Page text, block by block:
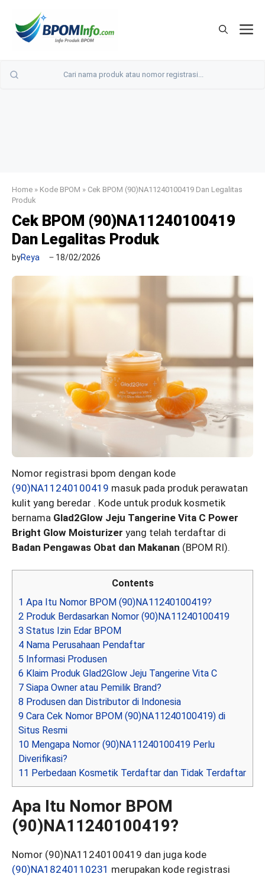
Home » Kode BPOM » Cek BPOM (90)NA11240100419 Dan Legalitas
Produk
Cek BPOM (90)NA11240100419
Dan Legalitas Produk
byReya 18/02/2026
Nomor registrasi bpom dengan kode
(90)NA11240100419 masuk pada produk perawatan
kulit yang beredar . Kode untuk produk kosmetik
bernama Glad2Glow Jeju Tangerine Vita C Power
Bright Glow Moisturizer yang telah terdaftar di
Badan Pengawas Obat dan Makanan (BPOM RI).
Contents
1 Apa Itu Nomor BPOM (90)NA11240100419?
2 Produk Berdasarkan Nomor (90)NA11240100419
3 Status Izin Edar BPOM
4 Nama Perusahaan Pendaftar
5 Informasi Produsen
6 Klaim Produk Glad2Glow Jeju Tangerine Vita C
7 Siapa Owner atau Pemilik Brand?
8 Produsen dan Distributor di Indonesia
9 Cara Cek Nomor BPOM (90)NA11240100419) di
Situs Resmi
10 Mengapa Nomor (90)NA11240100419 Perlu
Diverifikasi?
11 Perbedaan Kosmetik Terdaftar dan Tidak Terdaftar
Apa Itu Nomor BPOM
(90)NA11240100419?
Nomor (90)NA11240100419 dan juga kode
(90)NA18240110231 merupakan kode registrasi